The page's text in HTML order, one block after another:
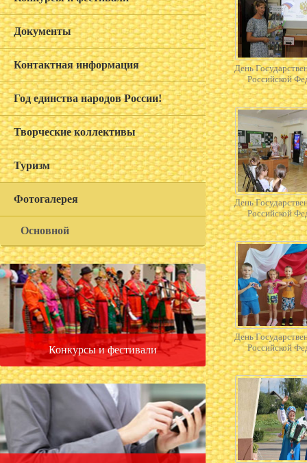
Документы
Контактная информация
Год единства народов России!
Творческие коллективы
Туризм
Фотогалерея
Основной
Конкурсы и фестивали
День
Российской
День
Российской
День
Российской